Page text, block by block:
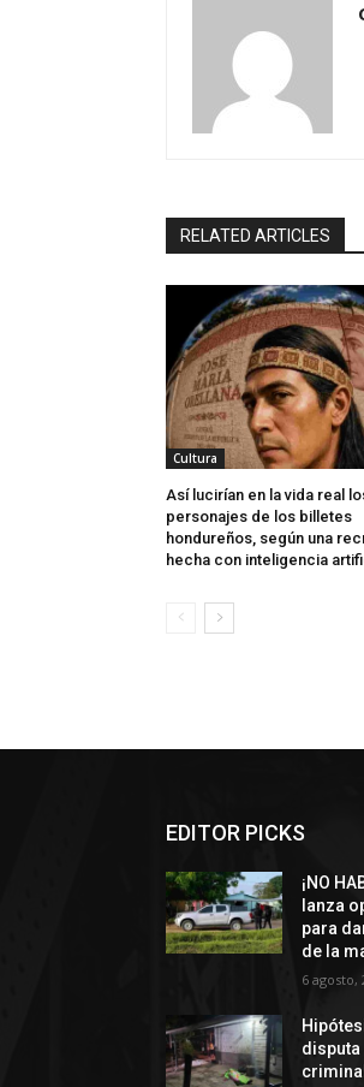
RELATED ARTICLES
Cultura
Así lucirían en la vida real
personajes de los billetes
hondureños, según una
hecha con inteligencia
EDITOR PICKS
¡NO
lanza
para
de la
6 agosto,